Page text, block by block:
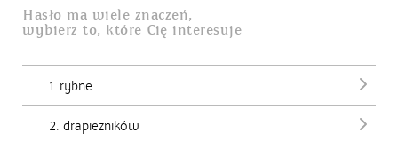
Jak korzystać
Hasło ma wiele znaczeń,
wybierz to, które Cię interesuje
1. rybne
2. drapieżników